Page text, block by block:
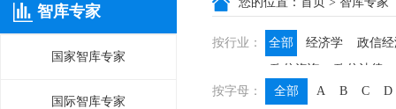
智库专家
国家智库专家
国际智库专家
按行业： 全部 经济学
政信
政信咨询
政信法律
按字母：
全部 A B C D